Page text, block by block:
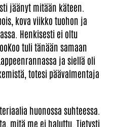
jäänyt mitään käteen.
kova viikko tuohon ja
Henkisesti ei oltu
tuli tänään samaan
ja siellä oli
totesi päävalmentaja
huonossa suhteessa.
mitä me ei haluttu. Tietysti